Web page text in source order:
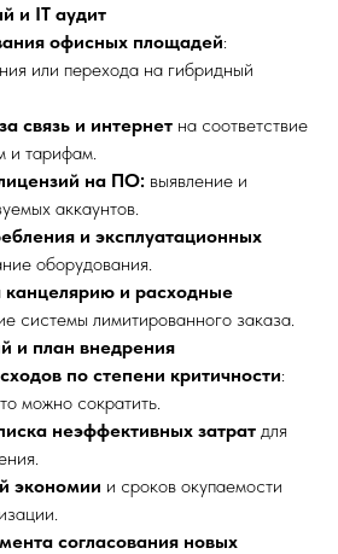
и IT аудит
офисных площадей:
или перехода на гибридный
связь и интернет на соответствие
и тарифам.
на ПО: выявление и
аккаунтов.
и эксплуатационных
оборудования.
канцелярию и расходные
системы лимитированного заказа.
и план внедрения
по степени критичности:
можно сократить.
неэффективных затрат для
экономии и сроков окупаемости
согласования новых